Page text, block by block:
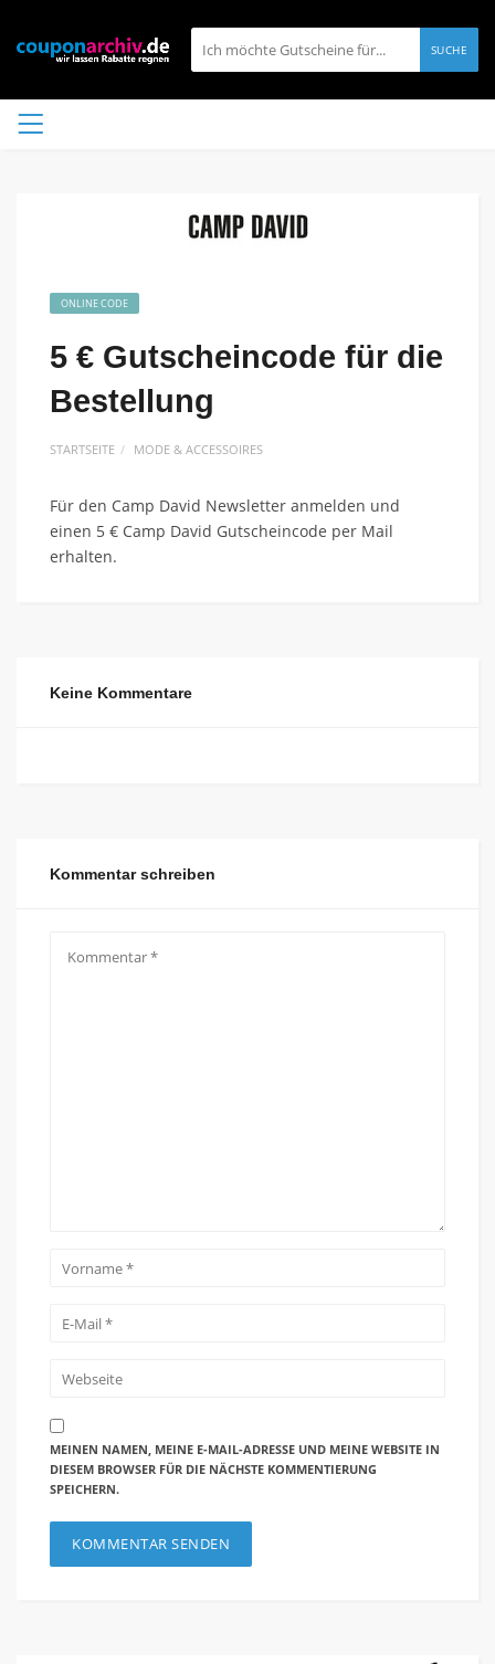
SUCHE
ONLINE CODE
5 € Gutscheincode für die
Bestellung
STARTSEITE MODE & ACCESSOIRES
Für den Camp David Newsletter anmelden und
einen 5 € Camp David Gutscheincode per Mail
erhalten.
Keine Kommentare
Kommentar schreiben
MEINEN NAMEN, MEINE E-MAIL-ADRESSE UND MEINE WEBSITE IN
DIESEM BROWSER FÜR DIE NÄCHSTE KOMMENTIERUNG
SPEICHERN.